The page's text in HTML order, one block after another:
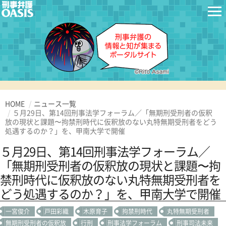
HOME
ニュース一覧
５月29日、第14回刑事法学フォーラム／「無期刑受刑者の仮釈
放の現状と課題〜拘禁刑時代に仮釈放のない丸特無期受刑者をどう
処遇するのか？」を、甲南大学で開催
５月29日、第14回刑事法学フォーラム／
「無期刑受刑者の仮釈放の現状と課題〜拘
禁刑時代に仮釈放のない丸特無期受刑者を
どう処遇するのか？」を、甲南大学で開催
一宮俊介 戸田彩織 木原育子 拘禁刑時代
丸特無期受刑者
無期刑受刑者の仮釈放
行刑 刑事法学フォーラム 刑事司法未来